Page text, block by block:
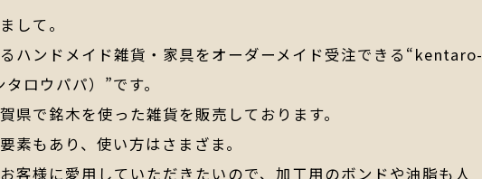
して。
ハンドメイド雑貨・家具をオーダーメイド受注できる“kentaro-
ロウパパ）”です。
県で銘木を使った雑貨を販売しております。
素もあり、使い方はさまざま。
客様に愛用していただきたいので、加工用のボンドや油脂も人